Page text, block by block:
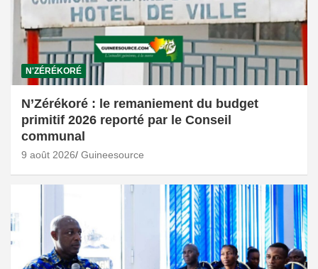
N'ZÉRÉKORÉ
N’Zérékoré : le remaniement du budget
primitif 2026 reporté par le Conseil
communal
9 août 2026 Guineesource